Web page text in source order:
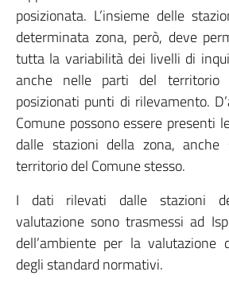
posizionata. L’insieme delle
determinata zona, però, deve
tutta la variabilità dei livelli di
anche nelle parti del
posizionati punti di rilevamento.
Comune possono essere presenti
dalle stazioni della zona,
territorio del Comune stesso.
I dati rilevati dalle stazioni
valutazione sono trasmessi ad
dell’ambiente per la valutazione
degli standard normativi.